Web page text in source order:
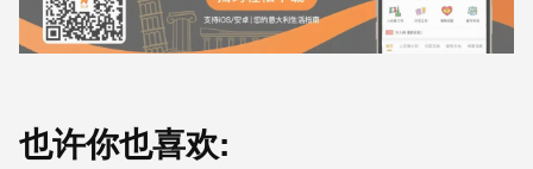
也许你也喜欢: